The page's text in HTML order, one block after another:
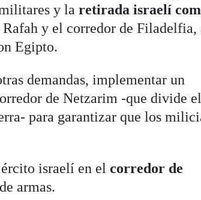
y laretirada israelí
y el corredor de Filadelfia,
Egipto.
demandas, implementar un
de Netzarim -que divide
para garantizar que los
israelí en el corredor de
armas.